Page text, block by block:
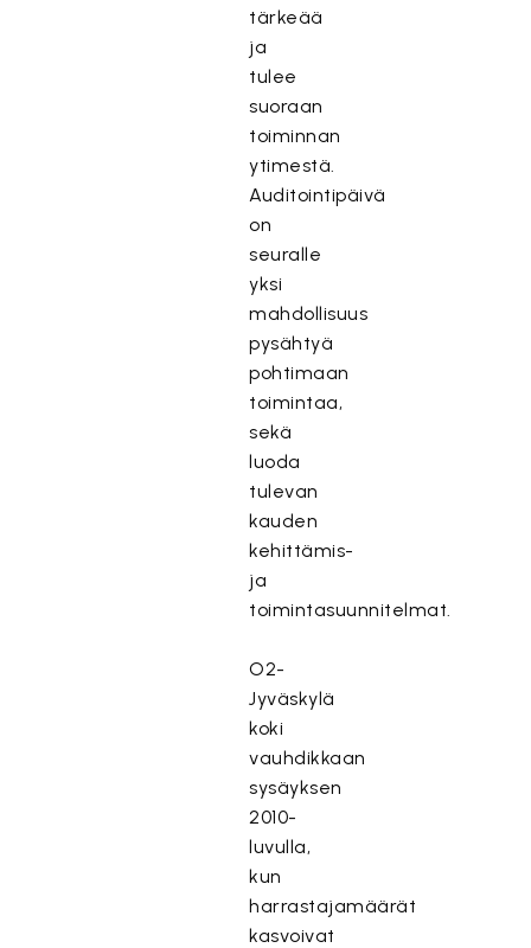
tärkeää
ja
tulee
suoraan
toiminnan
ytimestä.
Auditointipäivä
on
seuralle
yksi
mahdollisuus
pysähtyä
pohtimaan
toimintaa,
sekä
luoda
tulevan
kauden
kehittämis-
ja
toimintasuunnitelmat.
O2-
Jyväskylä
koki
vauhdikkaan
sysäyksen
2010-
luvulla,
kun
harrastajamäärät
kasvoivat